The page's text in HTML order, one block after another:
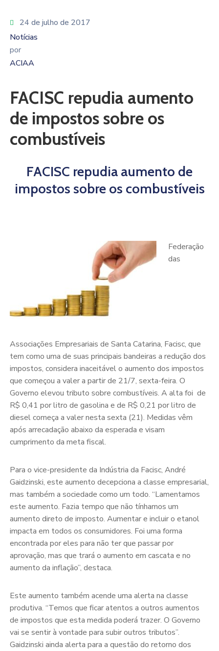
24 de julho de 2017
Notícias
por
ACIAA
FACISC repudia aumento
de impostos sobre os
combustíveis
FACISC repudia aumento de
impostos sobre os combustíveis
Federação
das
Associações Empresariais de Santa Catarina, Facisc, que
tem como uma de suas principais bandeiras a redução dos
impostos, considera inaceitável o aumento dos impostos
que começou a valer a partir de 21/7, sexta-feira. O
Governo elevou tributo sobre combustíveis. A alta foi de
R$ 0,41 por litro de gasolina e de R$ 0,21 por litro de
diesel começa a valer nesta sexta (21). Medidas vêm
após arrecadação abaixo da esperada e visam
cumprimento da meta fiscal.
Para o vice-presidente da Indústria da Facisc, André
Gaidzinski, este aumento decepciona a classe empresarial,
mas também a sociedade como um todo. “Lamentamos
este aumento. Fazia tempo que não tínhamos um
aumento direto de imposto. Aumentar e incluir o etanol
impacta em todos os consumidores. Foi uma forma
encontrada por eles para não ter que passar por
aprovação, mas que trará o aumento em cascata e no
aumento da inflação”, destaca.
Este aumento também acende uma alerta na classe
produtiva. “Temos que ficar atentos a outros aumentos
de impostos que esta medida poderá trazer. O Governo
vai se sentir à vontade para subir outros tributos”.
Gaidzinski ainda alerta para a questão do retorno dos